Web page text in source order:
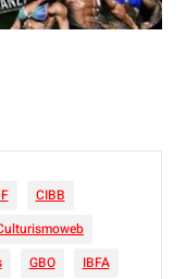
CIBB
GBO IBFA